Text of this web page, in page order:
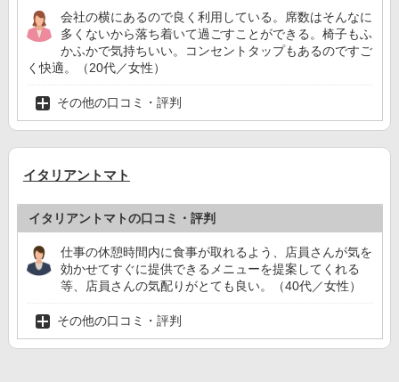
会社の横にあるので良く利用している。席数はそんなに
多くないから落ち着いて過ごすことができる。椅子もふ
かふかで気持ちいい。コンセントタップもあるのですご
く快適。（20代／女性）
その他の口コミ・評判
イタリアントマト
イタリアントマトの口コミ・評判
仕事の休憩時間内に食事が取れるよう、店員さんが気を
効かせてすぐに提供できるメニューを提案してくれる
等、店員さんの気配りがとても良い。（40代／女性）
その他の口コミ・評判